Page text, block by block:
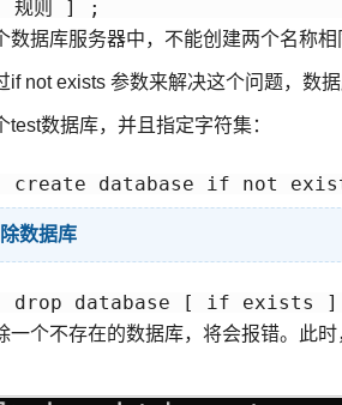
数据库服务器中，不能创建两个名称相
if not exists 参数来解决这个问题，数
test数据库，并且指定字符集：
数据库
一个不存在的数据库，将会报错。此